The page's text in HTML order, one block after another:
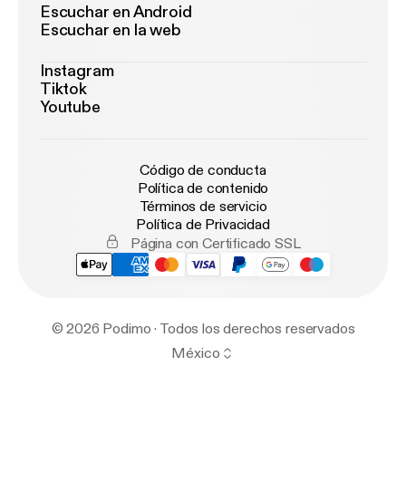
Escuchar en Android
Escuchar en la web
Instagram
Tiktok
Youtube
Código de conducta
Política de contenido
Términos de servicio
Política de Privacidad
Página con Certificado SSL
© 2026 Podimo · Todos los derechos reservados
México